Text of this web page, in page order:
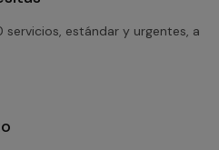
estándar y urgentes, a